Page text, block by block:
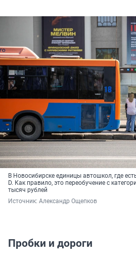
В Новосибирске единицы автошкол, где
D. Как правило, это переобучение с
тысяч рублей
Источник: Александр Ощепков
Пробки и дороги